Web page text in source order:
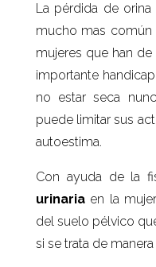
La pérdida de
mucho mas común
mujeres que han
importante
no estar seca
puede limitar sus
autoestima.
Con ayuda de la
urinariaen la
del suelo pélvico
si se trata de